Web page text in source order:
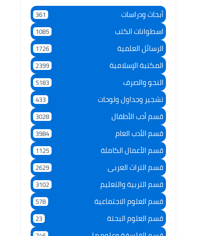
أبحاث ودراسات 361
اسطوانات الكتب 1085
الرسائل العلمية 1726
المكتبة الإسلامية 2399
النحو والصرف 5183
تشجير وجداول ولوحات 433
قسم أدب الأطفال 3028
قسم الأدب العام 3984
قسم الأعمال الكاملة 1125
قسم التراث العربى 2629
قسم التربية والتعليم 3102
قسم العلوم الاجتماعية 578
قسم العلوم البحتة 23